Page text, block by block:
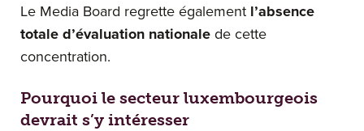
Le Media Board regrette également l’absence
totale d’évaluation nationale de cette
concentration.
Pourquoi le secteur luxembourgeois
devrait s’y intéresser